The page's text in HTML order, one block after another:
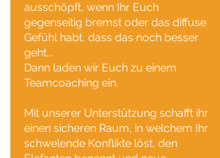
ausschöpft, wenn Ihr Euch
gegenseitig bremst oder das diffuse
Gefühl habt, dass das noch besser
geht...
Dann laden wir Euch zu einem
Teamcoaching ein.
Mit unserer Unterstützung schafft ihr
einen sicheren Raum, in welchem Ihr
schwelende Konflikte löst, den